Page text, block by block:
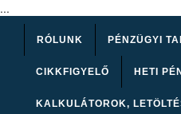
...
RÓLUNK PÉNZÜGYI
CIKKFIGYELŐ HETI
KALKULÁTOROK,